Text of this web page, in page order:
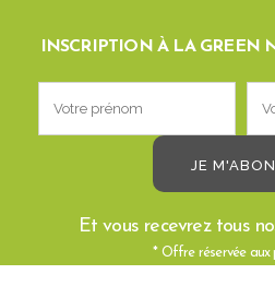
INSCRIPTION À LA GREEN
Et vous recevrez tous
* Offre réservée aux